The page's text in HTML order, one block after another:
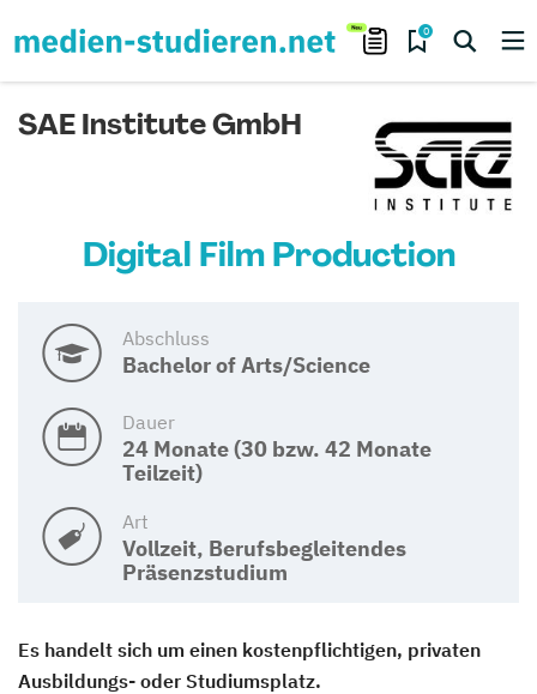
0
SAE Institute GmbH
Digital Film Production
Abschluss
Bachelor of Arts/Science
Dauer
24 Monate (30 bzw. 42 Monate
Teilzeit)
Art
Vollzeit, Berufsbegleitendes
Präsenzstudium
Es handelt sich um einen kostenpflichtigen, privaten
Ausbildungs- oder Studiumsplatz.